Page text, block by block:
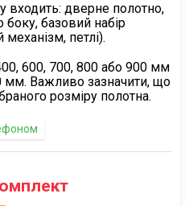
входить: дверне полотно,
боку, базовий набір
петлі).
600, 700, 800 або 900 мм
мм. Важливо зазначити, що
розміру полотна.